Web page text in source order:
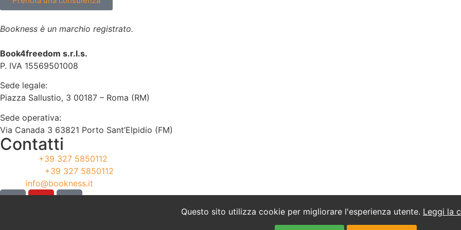
Bookness è un marchio registrato.
Book4freedom s.r.l.s.
P. IVA ​15569501008
Sede legale:
Piazza Sallustio, 3 00187 – Roma (RM)
Sede operativa:
Via Canada 3 63821 Porto Sant’Elpidio (FM)
Contatti
+39 327 5850112
+39 327 5850112
info@bookness.it
Questo sito utilizza cookie per migliorare l'esperienza utente. Leggi la